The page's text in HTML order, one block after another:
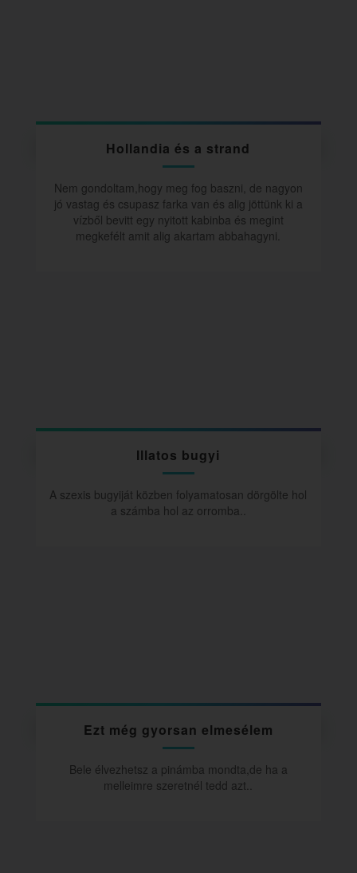
Hollandia és a strand
Nem gondoltam,hogy meg fog baszni, de nagyon
jó vastag és csupasz farka van és alig jöttünk ki a
vízből bevitt egy nyitott kabinba és megint
megkefélt amit alig akartam abbahagyni.
Illatos bugyi
A szexis bugyiját közben folyamatosan dörgölte hol
a számba hol az orromba..
Ezt még gyorsan elmesélem
Bele élvezhetsz a pinámba mondta,de ha a
melleimre szeretnél tedd azt..